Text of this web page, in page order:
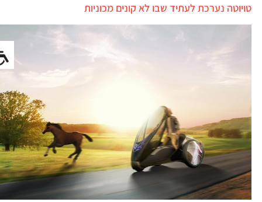
טויוטה נערכת לעתיד שבו לא קונים מכוניות